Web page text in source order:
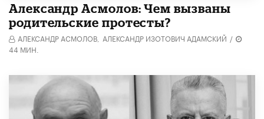
Александр Асмолов: Чем вызваны
родительские протесты?
АЛЕКСАНДР АСМОЛОВ, АЛЕКСАНДР ИЗОТОВИЧ АДАМСКИЙ /
44 МИН.